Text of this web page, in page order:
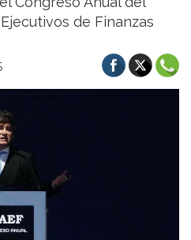
de Finanzas